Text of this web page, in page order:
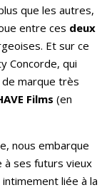
que les autres,
entre ces deux
Et sur ce
Concorde, qui
de marque très
Films (en
nous embarque
à ses futurs vieux
liée à la